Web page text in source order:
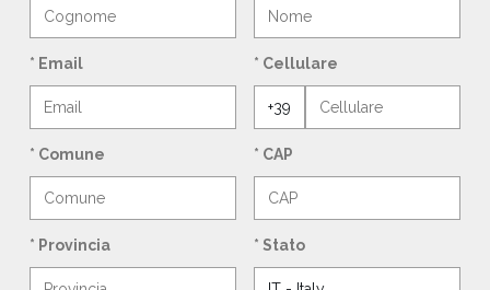
* Email * Cellulare
* Comune * CAP
* Provincia * Stato